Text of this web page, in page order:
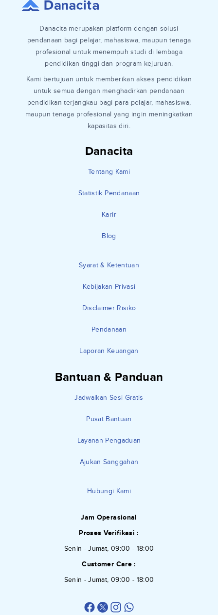
Danacita
Tentang Kami
Statistik Pendanaan
Karir
Blog
Syarat & Ketentuan
Kebijakan Privasi
Disclaimer Risiko
Pendanaan
Laporan Keuangan
Bantuan & Panduan
Jadwalkan Sesi Gratis
Pusat Bantuan
Layanan Pengaduan
Ajukan Sanggahan
Hubungi Kami
Jam Operasional
Proses Verifikasi :
Senin - Jumat, 09:00 - 18:00
Customer Care :
Senin - Jumat, 09:00 - 18:00
Danacita merupakan platform dengan solusi
pendanaan bagi pelajar, mahasiswa, maupun tenaga
profesional untuk menempuh studi di lembaga
pendidikan tinggi dan program kejuruan.
Kami bertujuan untuk memberikan akses pendidikan
untuk semua dengan menghadirkan pendanaan
pendidikan terjangkau bagi para pelajar, mahasiswa,
maupun tenaga profesional yang ingin meningkatkan
kapasitas diri.